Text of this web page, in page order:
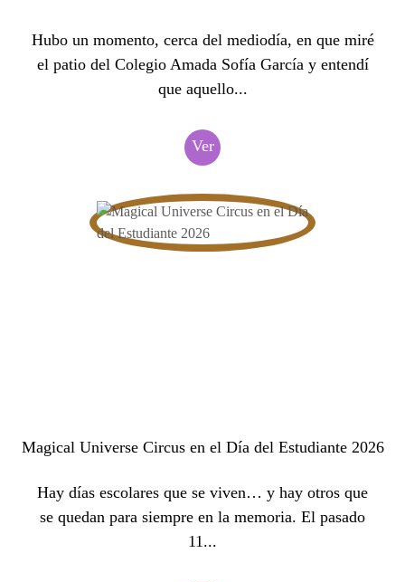
Hubo un momento, cerca del mediodía, en que miré
el patio del Colegio Amada Sofía García y entendí
que aquello...
Ver
Magical Universe Circus en el Día del Estudiante 2026
Hay días escolares que se viven… y hay otros que
se quedan para siempre en la memoria. El pasado
11...